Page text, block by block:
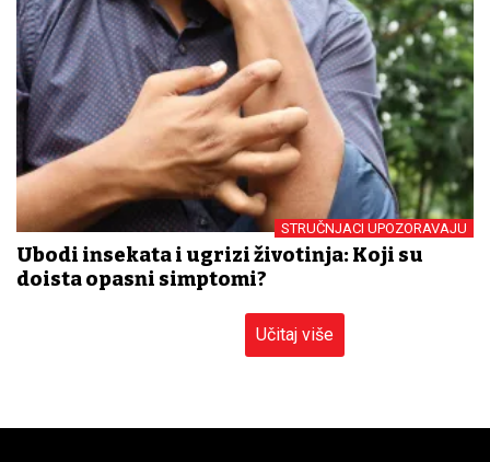
STRUČNJACI UPOZORAVAJU
Ubodi insekata i ugrizi životinja: Koji su
doista opasni simptomi?
Učitaj više